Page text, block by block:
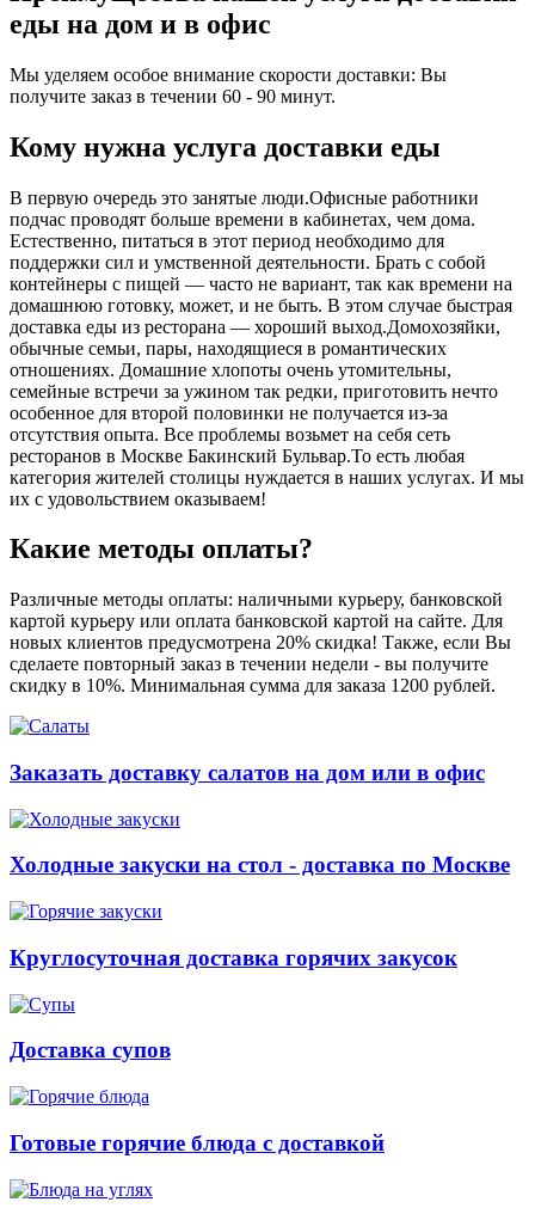
еды на дом и в офис
Мы уделяем особое внимание скорости доставки: Вы
получите заказ в течении 60 - 90 минут.
Кому нужна услуга доставки еды
В первую очередь это занятые люди.Офисные работники
подчас проводят больше времени в кабинетах, чем дома.
Естественно, питаться в этот период необходимо для
поддержки сил и умственной деятельности. Брать с собой
контейнеры с пищей ― часто не вариант, так как времени на
домашнюю готовку, может, и не быть. В этом случае быстрая
доставка еды из ресторана ― хороший выход.Домохозяйки,
обычные семьи, пары, находящиеся в романтических
отношениях. Домашние хлопоты очень утомительны,
семейные встречи за ужином так редки, приготовить нечто
особенное для второй половинки не получается из-за
отсутствия опыта. Все проблемы возьмет на себя сеть
ресторанов в Москве Бакинский Бульвар.То есть любая
категория жителей столицы нуждается в наших услугах. И мы
их с удовольствием оказываем!
Какие методы оплаты?
Различные методы оплаты: наличными курьеру, банковской
картой курьеру или оплата банковской картой на сайте. Для
новых клиентов предусмотрена 20% скидка! Также, если Вы
сделаете повторный заказ в течении недели - вы получите
скидку в 10%. Минимальная сумма для заказа 1200 рублей.
Заказать доставку салатов на дом или в офис
Холодные закуски на стол - доставка по Москве
Круглосуточная доставка горячих закусок
Доставка супов
Готовые горячие блюда с доставкой